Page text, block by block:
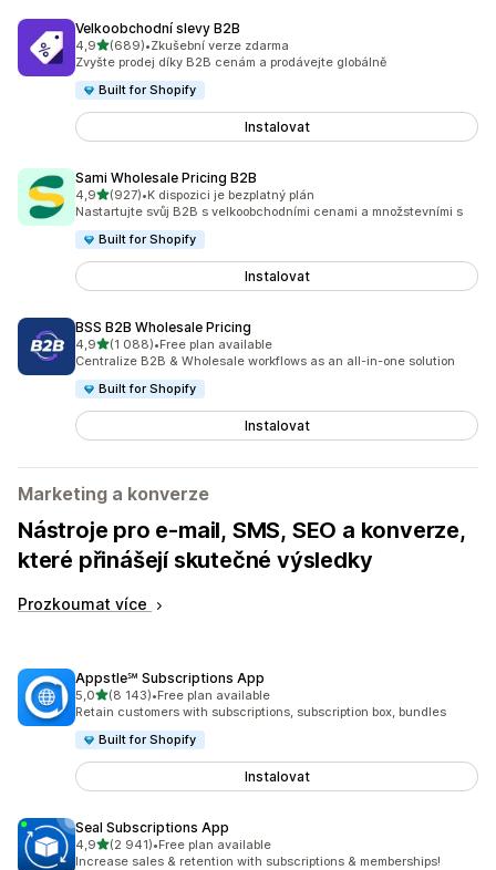
Velkoobchodní slevy B2B
4,9z 5 hvězd
(689)
Celkový počet recenzí: 689
•Zkušební verze zdarma
Zvyšte prodej díky B2B cenám a prodávejte globálně
Built for Shopify
Instalovat
Sami Wholesale Pricing B2B
4,9z 5 hvězd
(927)
Celkový počet recenzí: 927
•K dispozici je bezplatný plán
Nastartujte svůj B2B s velkoobchodními cenami a množstevními s
Built for Shopify
Instalovat
BSS B2B Wholesale Pricing
4,9z 5 hvězd
(1 088)
Celkový počet recenzí: 1088
•Free plan available
Centralize B2B & Wholesale workflows as an all-in-one solution
Built for Shopify
Instalovat
Marketing a konverze
Nástroje pro e-mail, SMS, SEO a konverze,
které přinášejí skutečné výsledky
Prozkoumat více
Appstle℠ Subscriptions App
5,0z 5 hvězd
(8 143)
Celkový počet recenzí: 8143
•Free plan available
Retain customers with subscriptions, subscription box, bundles
Built for Shopify
Instalovat
Seal Subscriptions App
4,9z 5 hvězd
(2 941)
Celkový počet recenzí: 2941
•Free plan available
Increase sales & retention with subscriptions & memberships!